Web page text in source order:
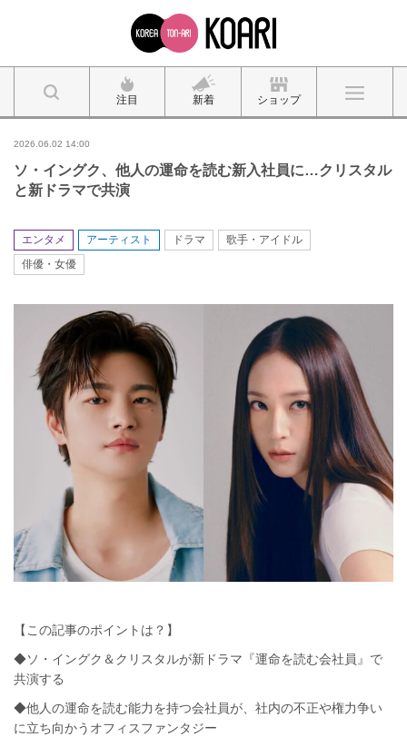
注目 新着 ショップ
2026.06.02 14:00
ソ・イングク、他人の運命を読む新入社員に…クリスタル
と新ドラマで共演
エンタメ アーティスト ドラマ
歌手・アイドル
俳優・女優
【この記事のポイントは？】
◆ソ・イングク＆クリスタルが新ドラマ『運命を読む会社員』で
共演する
◆他人の運命を読む能力を持つ会社員が、社内の不正や権力争い
に立ち向かうオフィスファンタジー